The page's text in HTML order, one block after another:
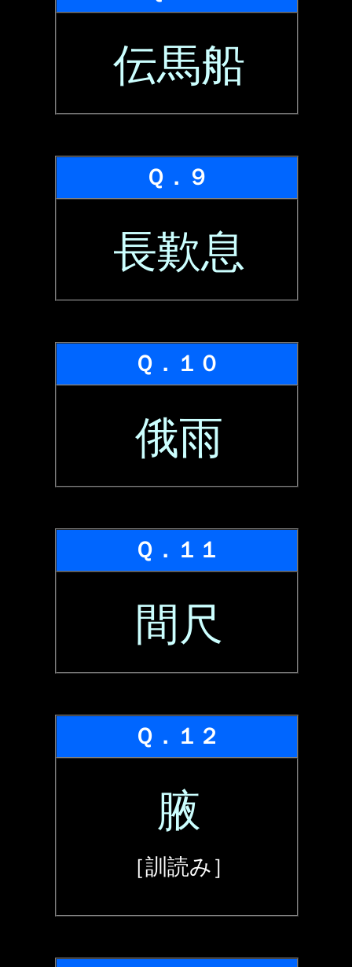
伝馬船
Ｑ．９
長歎息
Ｑ．１０
俄雨
Ｑ．１１
間尺
Ｑ．１２
腋
［訓読み］